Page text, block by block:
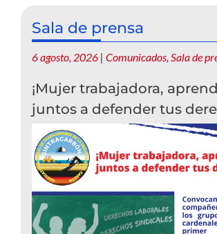
Sala de prensa
6 agosto, 2026 | Comunicados, Sala de
¡Mujer trabajadora,
juntos a defender tus